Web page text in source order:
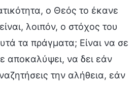
ο Θεός το έκανε
λοιπόν, ο στόχος του
τα πράγματα; Είναι να σε
αποκαλύψει, να δει εάν
την αλήθεια, εάν